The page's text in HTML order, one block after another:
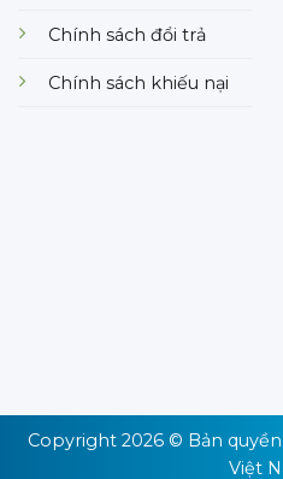
Chính sách đổi trả
Chính sách khiếu nại
Copyright 2026 © Bản
Việt